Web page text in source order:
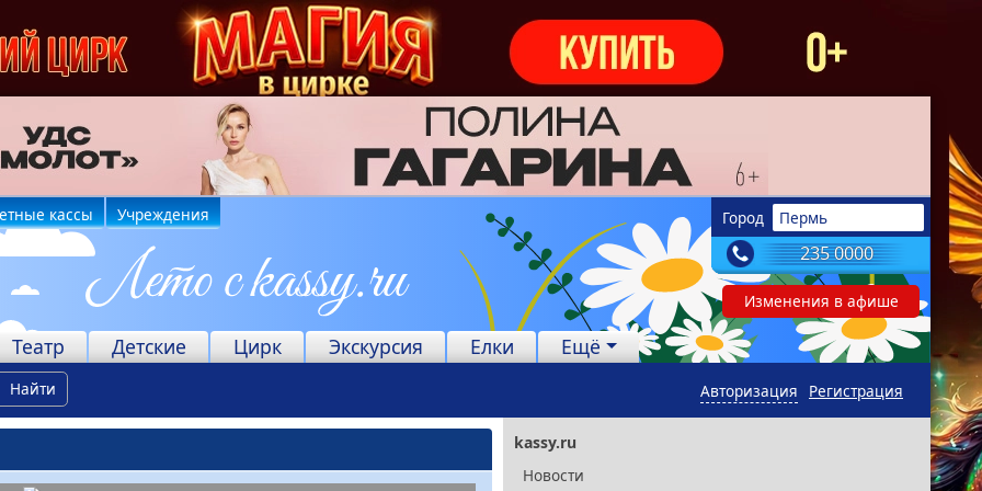
Город Пермь
235 0000
Изменения в афише
кассы Учреждения
Театр Детские Цирк Экскурсия Елки Ещё
Найти Регистрация
Авторизация
kassy.ru
Новости